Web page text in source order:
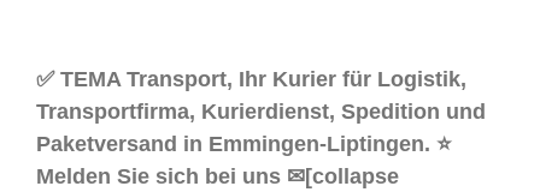
✅ TEMA Transport, Ihr Kurier für Logistik,
Transportfirma, Kurierdienst, Spedition und
Paketversand in Emmingen-Liptingen. ⭐
Melden Sie sich bei uns ✉[collapse